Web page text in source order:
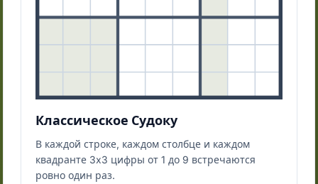
Классическое Судоку
В каждой строке, каждом столбце и каждом
квадранте 3x3 цифры от 1 до 9 встречаются
ровно один раз.